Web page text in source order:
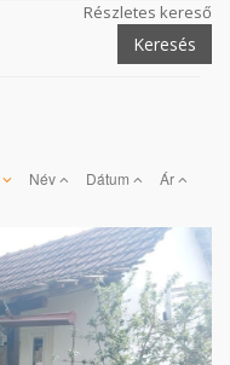
Részletes kereső
Keresés
Név Dátum Ár